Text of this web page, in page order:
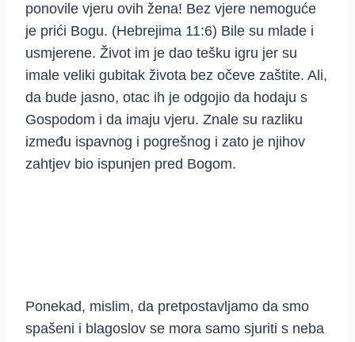
ponovile vjeru ovih žena! Bez vjere nemoguće
je prići Bogu. (Hebrejima 11:6) Bile su mlade i
usmjerene. Život im je dao tešku igru jer su
imale veliki gubitak života bez očeve zaštite. Ali,
da bude jasno, otac ih je odgojio da hodaju s
Gospodom i da imaju vjeru. Znale su razliku
između ispavnog i pogrešnog i zato je njihov
zahtjev bio ispunjen pred Bogom.
Ponekad, mislim, da pretpostavljamo da smo
spašeni i blagoslov se mora samo sjuriti s neba